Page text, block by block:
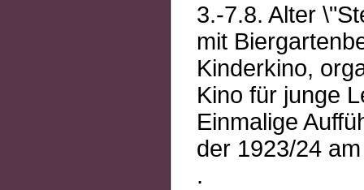
3.-7.8. Alter
mit
Kinderkino,
Kino für junge
Einmalige
der 1923/24
.